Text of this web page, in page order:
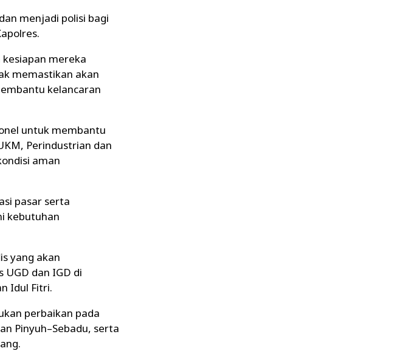
menjadi polisi bagi
mereka
memastikan akan
kelancaran
untuk membantu
Perindustrian dan
aman
pasar serta
kebutuhan
yang akan
dan IGD di
Idul Fitri.
perbaikan pada
Pinyuh–Sebadu, serta